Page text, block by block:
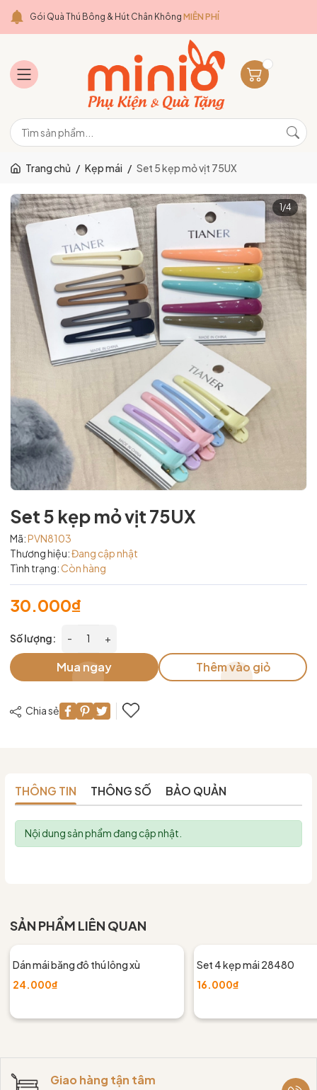
Gói Quà Thú Bông & Hút Chân Không MIỄN PHÍ
Trang chủ / Kẹp mái / Set 5 kẹp mỏ vịt 75UX
1 /4
Set 5 kẹp mỏ vịt 75UX
Mã:PVN8103
Thương hiệu:Đang cập nhật
Tình trạng:Còn hàng
30.000₫
Số lượng: - +
Mua ngay Thêm vào giỏ
Chia sẻ
THÔNG TIN THÔNG SỐ BẢO QUẢN
Nội dung sản phẩm đang cập nhật.
SẢN PHẨM LIÊN QUAN
Dán mái băng đô thú lông xù
24.000₫
Set 4 kẹp mái 28480
16.000₫
Giao hàng tận tâm